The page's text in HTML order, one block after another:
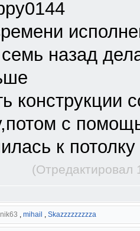
назад
конструкции
с
к потолку
, mihail , Skazzzzzzzzza